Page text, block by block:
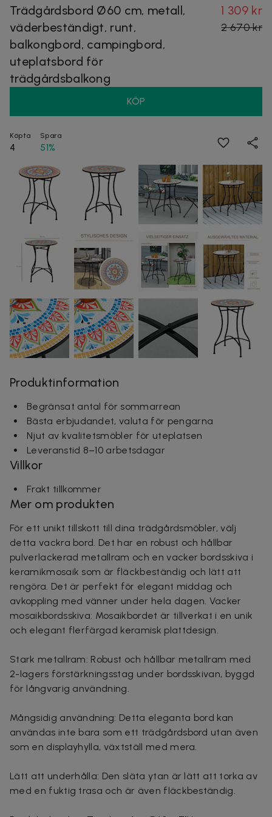
Trädgårdsbord Ø60 cm, metall,
väderbeständigt, runt,
balkongbord, campingbord,
uteplatsbord för
trädgårdsbalkong
1 309 kr
2 670 kr
KÖP
Köpta
4
Spara
51%
Produktinformation
Begränsat antal för sommarrean
Bästa erbjudandet, valuta för pengarna
Njut av kvalitetsmöbler för uteplatsen
Leveranstid 8–10 arbetsdagar
Villkor
Frakt tillkommer
Mer om produkten
För ett unikt tillskott till dina trädgårdsmöbler, välj
detta vackra bord. Det har en robust och hållbar
pulverlackerad metallram och en vacker bordsskiva i
keramikmosaik som är fläckbeständig och lätt att
rengöra. Det är perfekt för elegant middag och
avkoppling med vänner under hela dagen. Vacker
mosaikbordsskiva: Mosaikbordet är tillverkat i en unik
och elegant flerfärgad keramisk plattdesign.
Stark metallram: Robust och hållbar metallram med
2-lagers förstärkningsstag under bordsskivan, byggd
för långvarig användning.
Mångsidig användning: Detta eleganta bord kan
användas inte bara som ett trädgårdsbord utan även
som en displayhylla, växtställ med mera.
Lätt att underhålla: Den släta ytan är lätt att torka av
med en fuktig trasa och är även fläckbeständig.